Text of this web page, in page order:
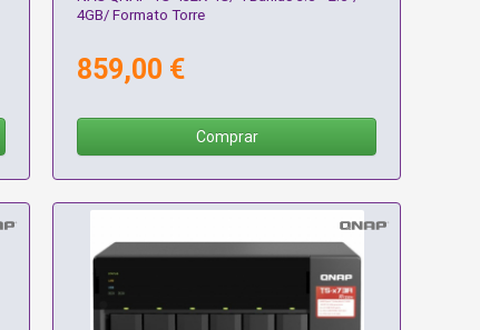
4GB/ Formato Torre
859,00 €
Comprar